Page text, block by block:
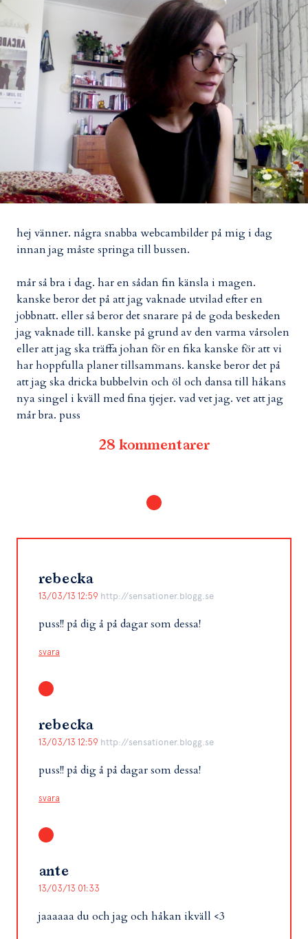
hej vänner. några snabba webcambilder på mig i dag
innan jag måste springa till bussen.
mår så bra i dag. har en sådan fin känsla i magen.
kanske beror det på att jag vaknade utvilad efter en
jobbnatt. eller så beror det snarare på de goda beskeden
jag vaknade till. kanske på grund av den varma vårsolen
eller att jag ska träffa johan för en fika kanske för att vi
har hoppfulla planer tillsammans. kanske beror det på
att jag ska dricka bubbelvin och öl och dansa till håkans
nya singel i kväll med fina tjejer. vad vet jag. vet att jag
mår bra. puss
28 kommentarer
rebecka
13/03/13 12:59 http://sensationer.blogg.se
puss!! på dig å på dagar som dessa!
svara
rebecka
13/03/13 12:59 http://sensationer.blogg.se
puss!! på dig å på dagar som dessa!
svara
ante
13/03/13 01:33
jaaaaaa du och jag och håkan ikväll <3